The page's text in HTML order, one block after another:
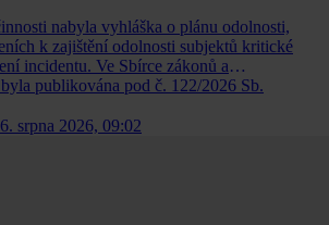
nabyla vyhláška o plánu odolnosti,
k zajištění odolnosti subjektů kritické
incidentu. Ve Sbírce zákonů a
publikována pod č. 122/2026 Sb.
6. srpna 2026, 09:02